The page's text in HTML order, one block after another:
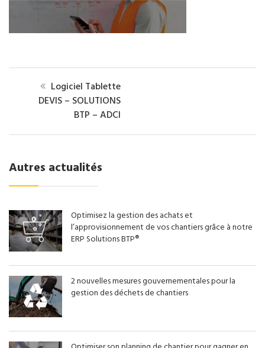
Logiciel Tablette
DEVIS – SOLUTIONS
BTP – ADCI
Autres actualités
Optimisez la gestion des achats et
l’approvisionnement de vos chantiers grâce à notre
ERP Solutions BTP®
2 nouvelles mesures gouvernementales pour la
gestion des déchets de chantiers